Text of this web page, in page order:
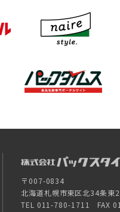
〒007-0834
北海道札幌市東区北34条東
TEL 011-780-1711 FAX